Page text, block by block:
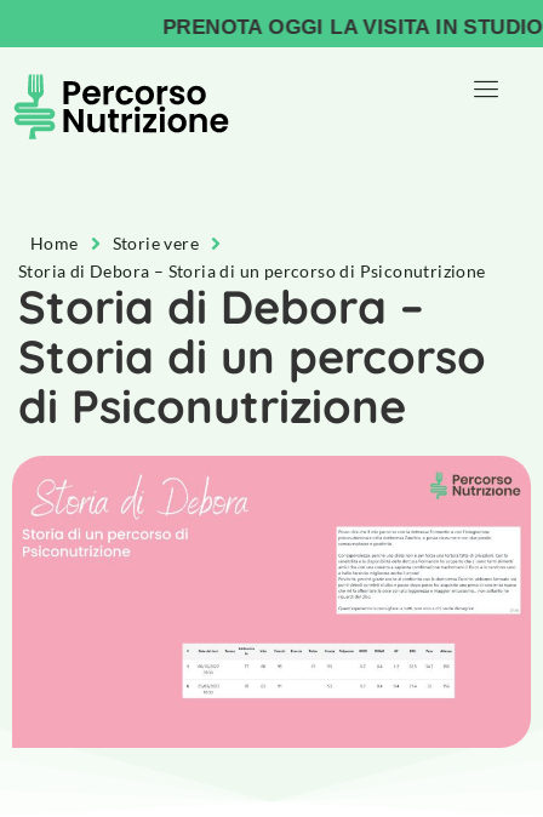
PRENOTA OGGI LA VISITA IN STUDIO,
Home
Storie vere
Storia di Debora – Storia di un percorso di Psiconutrizione
Storia di Debora –
Storia di un percorso
di Psiconutrizione